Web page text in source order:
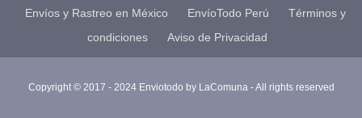
Envíos y Rastreo en México
EnvíoTodo Perú
Términos y
condiciones
Aviso de Privacidad
Copyright © 2017 - 2024 Enviotodo by LaComuna- All rights reserved